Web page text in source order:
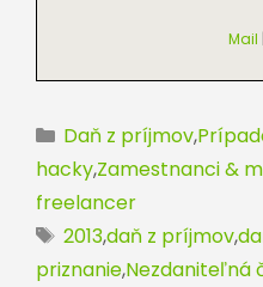
Mail
Kategórie
Daň z príjmov,
hacky,Zamestnanci &
freelancer
Značky
2013,daň z príjmov,
priznanie,Nezdaniteľná